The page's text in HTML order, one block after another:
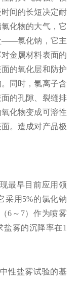
间的长短决定耐
化物的大气，它
——氯化钠，它主
金属材料表面的
的氧化层和防护
同时，氯离子含
的孔隙、裂缝排
化物变成可溶性
。造成对产品极
最早目前应用领
采用5%的氯化钠
6～7）作为喷雾
雾的沉降率在1
性盐雾试验的基